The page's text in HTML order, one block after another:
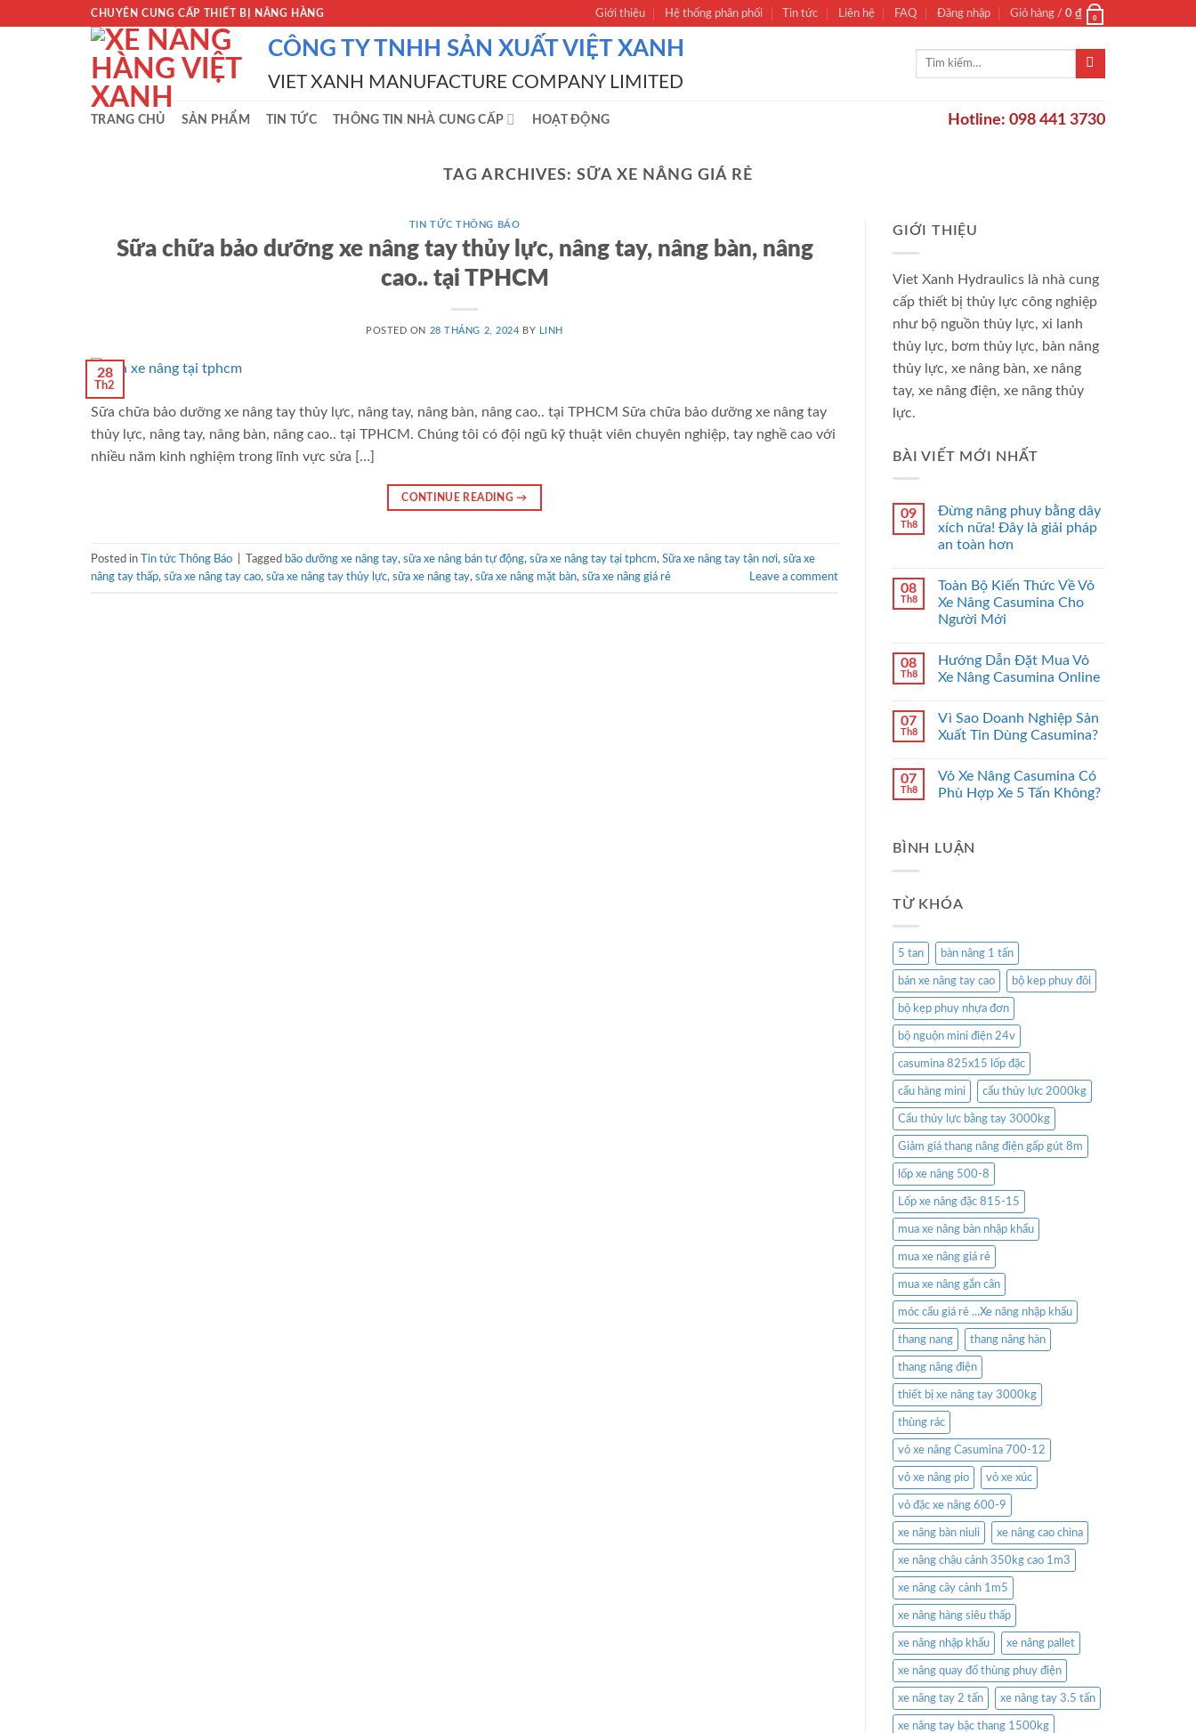
CHUYÊN CUNG CẤP THIẾT BỊ NÂNG HÀNG Giới thiệu Hệ thống phân phối Tin tức Liên hệ FAQ Đăng nhập Giỏ hàng / 0 ₫ 0
CÔNG TY TNHH SẢN XUẤT VIỆT XANH
VIET XANH MANUFACTURE COMPANY LIMITED
Tìm
TRANG CHỦ SẢN PHẨM TIN TỨC THÔNG TIN NHÀ CUNG CẤP HOẠT ĐỘNG Hotline: 098 441 3730
TAG ARCHIVES:SỮA XE NÂNG GIÁ RẺ
TIN TỨC THÔNG BÁO
Sữa chữa bảo dưỡng xe nâng tay thủy lực, nâng tay, nâng bàn, nâng
cao.. tại TPHCM
POSTED ON 28 THÁNG 2, 2024 BY LINH
28
Th2
Sữa chữa bảo dưỡng xe nâng tay thủy lực, nâng tay, nâng bàn, nâng cao.. tại TPHCM Sữa chữa bảo dưỡng xe nâng tay
thủy lực, nâng tay, nâng bàn, nâng cao.. tại TPHCM. Chúng tôi có đội ngũ kỹ thuật viên chuyên nghiệp, tay nghề cao với
nhiều năm kinh nghiệm trong lĩnh vực sửa […]
CONTINUE READING→
Posted in Tin tức Thông Báo Tagged bão dưỡng xe nâng tay, sữa xe nâng bán tự động, sữa xe nâng tay tại tphcm, Sữa xe nâng tay tận nơi, sữa xe
nâng tay thấp, sữa xe nâng tay cao, sữa xe nâng tay thủy lực, sữa xe nâng tay, sữa xe nâng mặt bàn, sữa xe nâng giá rẻ Leave a comment
GIỚI THIỆU
Viet Xanh Hydraulics là nhà cung
cấp thiết bị thủy lực công nghiệp
như bộ nguồn thủy lực, xi lanh
thủy lực, bơm thủy lực, bàn nâng
thủy lực, xe nâng bàn, xe nâng
tay, xe nâng điện, xe nâng thủy
lực.
BÀI VIẾT MỚI NHẤT
09
Th8
Đừng nâng phuy bằng dây
xích nữa! Đây là giải pháp
an toàn hơn
08
Th8
Toàn Bộ Kiến Thức Về Vỏ
Xe Nâng Casumina Cho
Người Mới
08
Th8
Hướng Dẫn Đặt Mua Vỏ
Xe Nâng Casumina Online
07
Th8
Vì Sao Doanh Nghiệp Sản
Xuất Tin Dùng Casumina?
07
Th8
Vỏ Xe Nâng Casumina Có
Phù Hợp Xe 5 Tấn Không?
BÌNH LUẬN
TỪ KHÓA
5 tan bàn nâng 1 tấn
bán xe nâng tay cao bộ kep phuy đôi
bộ kẹp phuy nhựa đơn
bộ nguộn mini điện 24v
casumina 825x15 lốp đặc
cẩu hàng mini cẩu thủy lực 2000kg
Cẩu thủy lực bằng tay 3000kg
Giảm giá thang nâng điện gấp gút 8m
lốp xe nâng 500-8
Lốp xe nâng đặc 815-15
mua xe nâng bàn nhập khẩu
mua xe nâng giá rẻ
mua xe nâng gắn cân
móc cẩu giá rẻ ...Xe nâng nhập khẩu
thang nang thang nâng hàn
thang nâng điện
thiết bị xe nâng tay 3000kg
thùng rác
vỏ xe nâng Casumina 700-12
vỏ xe nâng pio vỏ xe xúc
vỏ đặc xe nâng 600-9
xe nâng bàn niuli xe nâng cao china
xe nâng chậu cảnh 350kg cao 1m3
xe nâng cây cảnh 1m5
xe nâng hàng siêu thấp
xe nâng nhập khẩu xe nâng pallet
xe nâng quay đổ thùng phuy điện
xe nâng tay 2 tấn xe nâng tay 3.5 tấn
xe nâng tay bậc thang 1500kg